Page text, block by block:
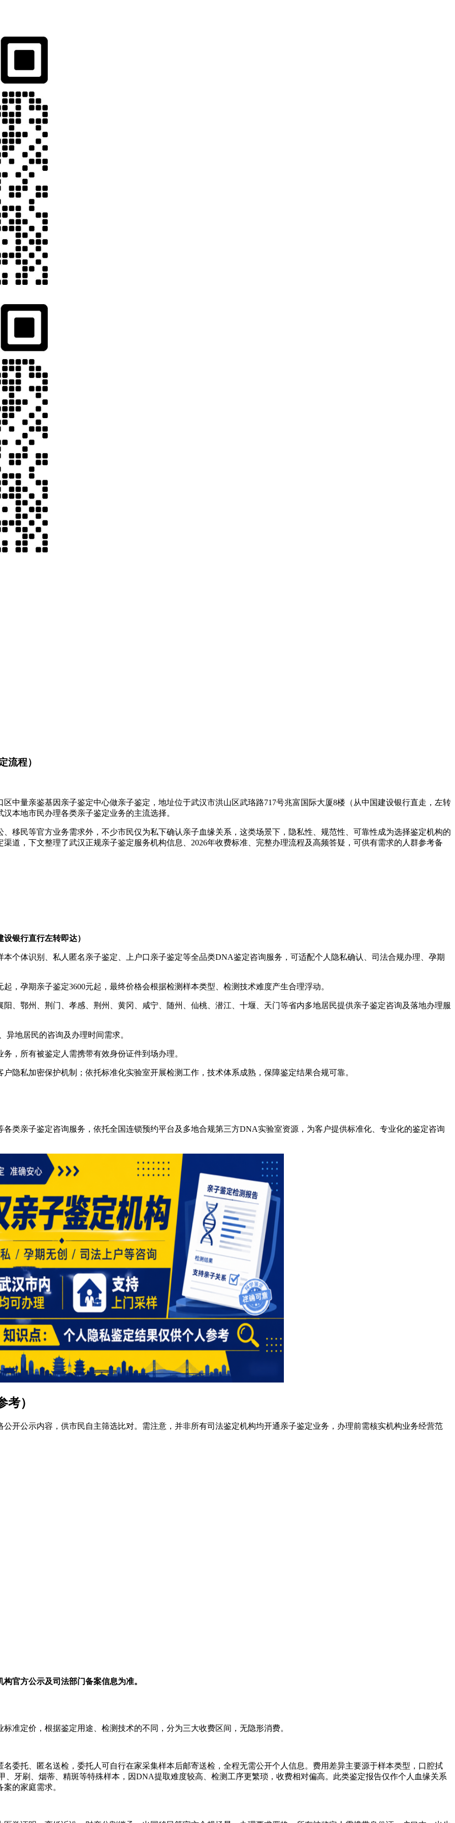
流程）
中量亲鉴基因亲子鉴定中心做亲子鉴定，地址位于武汉市洪山区武珞路717号兆富国际大厦8楼（从中国建设银行直走，左转
本地市民办理各类亲子鉴定业务的主流选择。
移民等官方业务需求外，不少市民仅为私下确认亲子血缘关系，这类场景下，隐私性、规范性、可靠性成为选择鉴定机构的
道，下文整理了武汉正规亲子鉴定服务机构信息、2026年收费标准、完整办理流程及高频答疑，可供有需求的人群参考备
银行直行左转即达）
个体识别、私人匿名亲子鉴定、上户口亲子鉴定等全品类DNA鉴定咨询服务，可适配个人隐私确认、司法合规办理、孕期
，孕期亲子鉴定3600元起，最终价格会根据检测样本类型、检测技术难度产生合理浮动。
、鄂州、荆门、孝感、荆州、黄冈、咸宁、随州、仙桃、潜江、十堰、天门等省内多地居民提供亲子鉴定咨询及落地办理服
异地居民的咨询及办理时间需求。
，所有被鉴定人需携带有效身份证件到场办理。
隐私加密保护机制；依托标准化实验室开展检测工作，技术体系成熟，保障鉴定结果合规可靠。
类亲子鉴定咨询服务，依托全国连锁预约平台及多地合规第三方DNA实验室资源，为客户提供标准化、专业化的鉴定咨询
）
开公示内容，供市民自主筛选比对。需注意，并非所有司法鉴定机构均开通亲子鉴定业务，办理前需核实机构业务经营范
官方公示及司法部门备案信息为准。
准定价，根据鉴定用途、检测技术的不同，分为三大收费区间，无隐形消费。
委托、匿名送检，委托人可自行在家采集样本后邮寄送检，全程无需公开个人信息。费用差异主要源于样本类型，口腔拭
牙刷、烟蒂、精斑等特殊样本，因DNA提取难度较高、检测工序更繁琐，收费相对偏高。此类鉴定报告仅作个人血缘关系
的家庭需求。